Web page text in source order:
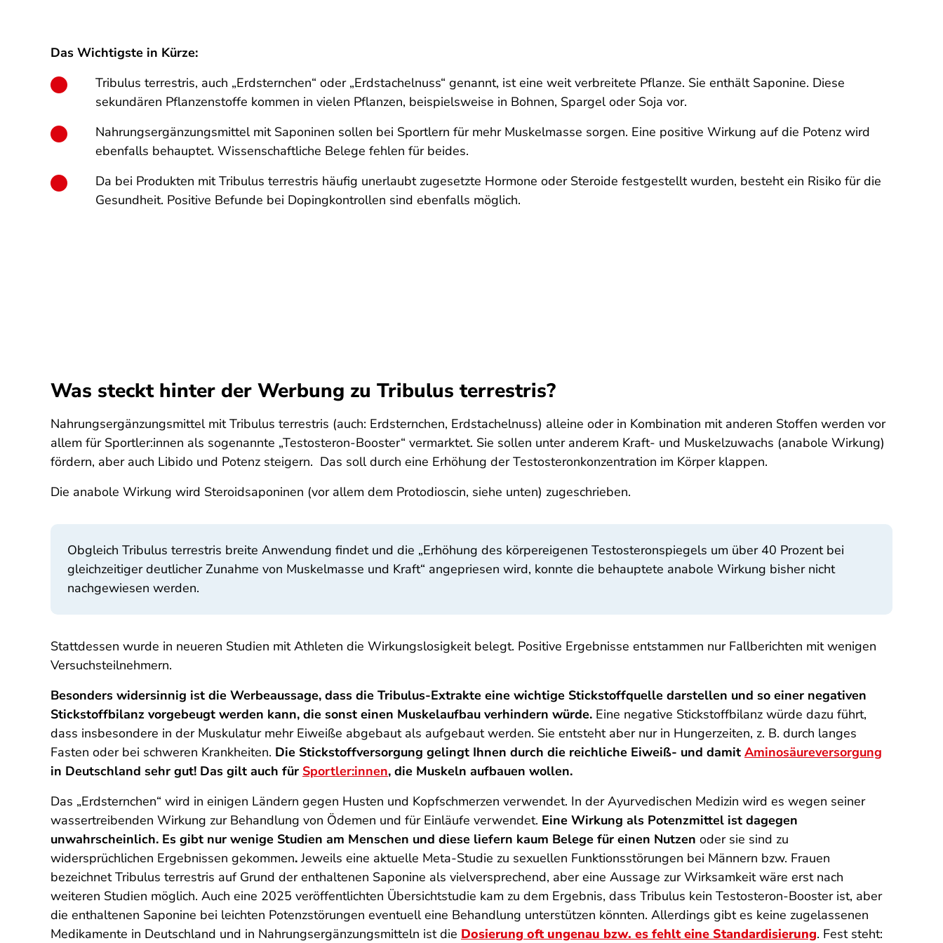
Das Wichtigste in Kürze:
Tribulus terrestris, auch „Erdsternchen“ oder „Erdstachelnuss“ genannt, ist eine weit verbreitete Pflanze. Sie enthält Saponine. Diese
sekundären Pflanzenstoffe kommen in vielen Pflanzen, beispielsweise in Bohnen, Spargel oder Soja vor.
Nahrungsergänzungsmittel mit Saponinen sollen bei Sportlern für mehr Muskelmasse sorgen. Eine positive Wirkung auf die Potenz wird
ebenfalls behauptet. Wissenschaftliche Belege fehlen für beides.
Da bei Produkten mit Tribulus terrestris häufig unerlaubt zugesetzte Hormone oder Steroide festgestellt wurden, besteht ein Risiko für die
Gesundheit. Positive Befunde bei Dopingkontrollen sind ebenfalls möglich.
Was steckt hinter der Werbung zu Tribulus terrestris?
Nahrungsergänzungsmittel mitTribulus terrestris (auch: Erdsternchen, Erdstachelnuss) alleine oder in Kombination mit anderen Stoffen werden vor
allem für Sportler:innen als sogenannte „Testosteron-Booster“ vermarktet. Sie sollen unter anderem Kraft- und Muskelzuwachs (anabole Wirkung)
fördern, aber auch Libido und Potenz steigern. Das soll durch eine Erhöhung der Testosteronkonzentration im Körper klappen.
Die anabole Wirkung wird Steroidsaponinen (vor allem dem Protodioscin, siehe unten) zugeschrieben.
Obgleich Tribulus terrestris breite Anwendung findet und die „Erhöhung des körpereigenen Testosteronspiegels um über 40 Prozent bei
gleichzeitiger deutlicher Zunahme von Muskelmasse und Kraft“ angepriesen wird, konnte die behauptete anabole Wirkung bisher nicht
nachgewiesen werden.
Stattdessen wurde in neueren Studien mit Athleten die Wirkungslosigkeit belegt. Positive Ergebnisse entstammen nur Fallberichten mit wenigen
Versuchsteilnehmern.
Besonders widersinnig ist die Werbeaussage, dass die Tribulus-Extrakte eine wichtige Stickstoffquelle darstellen und so einer negativen
Stickstoffbilanz vorgebeugt werden kann, die sonst einen Muskelaufbau verhindern würde. Eine negative Stickstoffbilanz würde dazu führt,
dass insbesondere in der Muskulatur mehr Eiweiße abgebaut als aufgebaut werden. Sie entsteht aber nur in Hungerzeiten, z. B. durch langes
Fasten oder bei schweren Krankheiten. Die Stickstoffversorgung gelingt Ihnen durch die reichliche Eiweiß- und damit Aminosäureversorgung
in Deutschland sehr gut! Das gilt auch für Sportler:innen, die Muskeln aufbauen wollen.
Das „Erdsternchen“ wird in einigen Ländern gegen Husten und Kopfschmerzen verwendet. In der Ayurvedischen Medizin wird es wegen seiner
wassertreibenden Wirkung zur Behandlung von Ödemen und für Einläufe verwendet. Eine Wirkung als Potenzmittel ist dagegen
unwahrscheinlich. Es gibt nur wenige Studien am Menschen und diese liefern kaum Belege für einen Nutzen oder sie sind zu
widersprüchlichen Ergebnissen gekommen.Jeweils eine aktuelle Meta-Studie zu sexuellen Funktionsstörungen bei Männern bzw. Frauen
bezeichnet Tribulus terrestris auf Grund der enthaltenen Saponine als vielversprechend, aber eine Aussage zur Wirksamkeit wäre erst nach
weiteren Studien möglich. Auch eine 2025 veröffentlichten Übersichtstudie kam zu dem Ergebnis, dass Tribulus kein Testosteron-Booster ist, aber
die enthaltenen Saponine bei leichten Potenzstörungen eventuell eine Behandlung unterstützen könnten. Allerdings gibt es keine zugelassenen
Medikamente in Deutschland und in Nahrungsergänzungsmitteln ist die Dosierung oft ungenau bzw. es fehlt eine Standardisierung. Fest steht: